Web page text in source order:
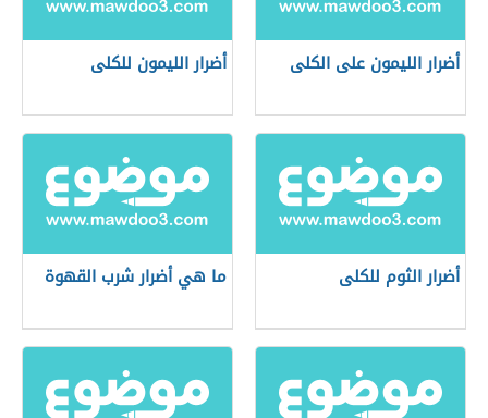
أضرار الليمون على الكلى أضرار الليمون للكلى
أضرار الثوم للكلى ما هي أضرار شرب القهوة